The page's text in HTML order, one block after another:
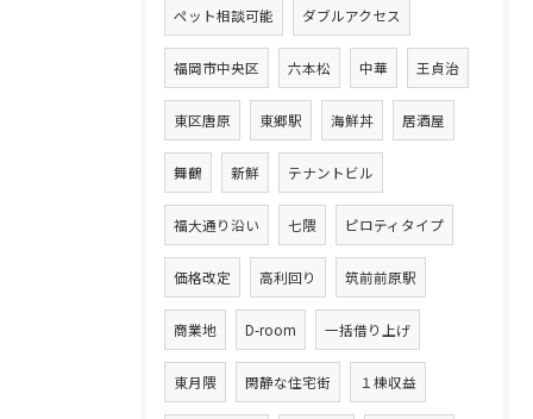
ペット相談可能 ダブルアクセス
福岡市中央区 六本松 中華 王貞治
東区唐原 東郷駅 海鮮丼 居酒屋
舞鶴 新鮮 テナントビル
福大通り沿い 七隈 ピロティタイプ
価格改定 高利回り 筑前前原駅
商業地 D-room 一括借り上げ
東月隈 閑静な住宅街 １棟収益